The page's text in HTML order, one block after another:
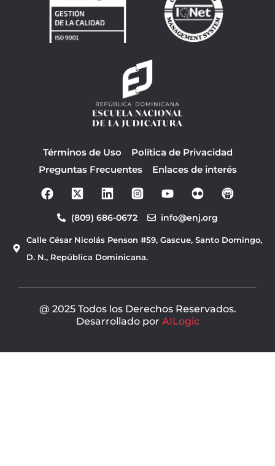
Términos de Uso
Política de Privacidad
Preguntas Frecuentes
Enlaces de interés
F
a
b
o
o
o
t
b
(809) 686-0672 info@enj.org
Calle César Nicolás Penson #59, Gascue, Santo Domingo,
D. N., República Dominicana.
@ 2025 Todos los Derechos Reservados.
Desarrollado por AILogic